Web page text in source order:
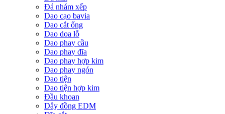
Đá nhám xếp
Dao cạo bavia
Dao cắt ống
Dao doa lỗ
Dao phay cầu
Dao phay đĩa
Dao phay hợp kim
Dao phay ngón
Dao tiện
Dao tiện hợp kim
Đầu khoan
Dây đồng EDM